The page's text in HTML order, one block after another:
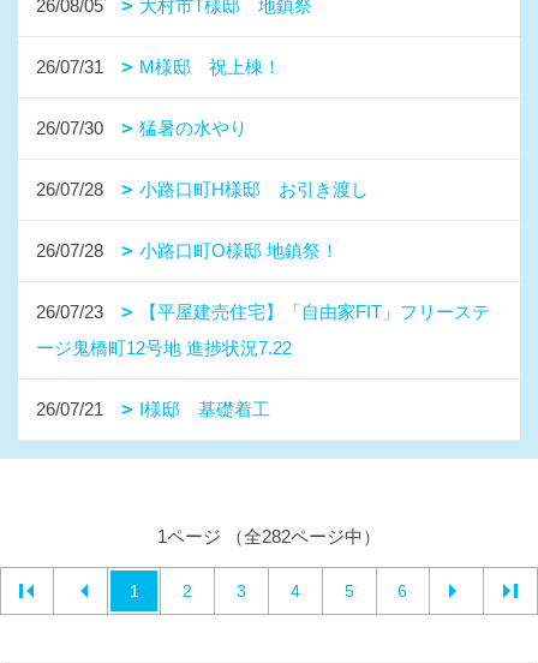
26/08/05 大村市T様邸 地鎮祭
26/07/31 M様邸 祝上棟！
26/07/30 猛暑の水やり
26/07/28 小路口町H様邸 お引き渡し
26/07/28 小路口町O様邸 地鎮祭！
26/07/23
【平屋建売住宅】「自由家FIT」フリーステ
ージ鬼橋町12号地 進捗状況7.22
26/07/21 I様邸 基礎着工
1ページ （全282ページ中）
1 2 3 4 5 6